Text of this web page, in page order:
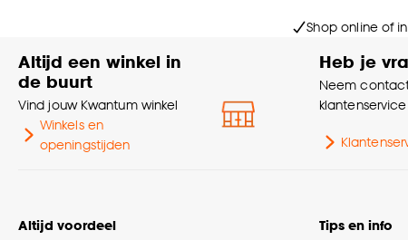
Shop online of
Altijd een winkel in
de buurt
Vind jouw Kwantum winkel
Winkels en
openingstijden
Heb je
Neem
klantenservice
Altijd voordeel
Tips en info